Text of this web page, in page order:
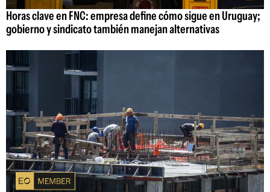
Horas clave en FNC: empresa define cómo sigue en Uruguay;
gobierno y sindicato también manejan alternativas